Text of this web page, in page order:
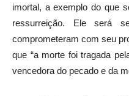
imortal, a exemplo do que
ressurreição. Ele será
comprometeram com seu
que “a morte foi tragada
vencedora do pecado e da